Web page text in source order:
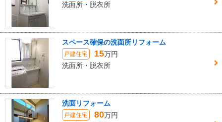
洗面所・脱衣所
スペース確保の洗面所リフォーム
戸建住宅 15万円
洗面所・脱衣所
洗面リフォーム
戸建住宅 80万円